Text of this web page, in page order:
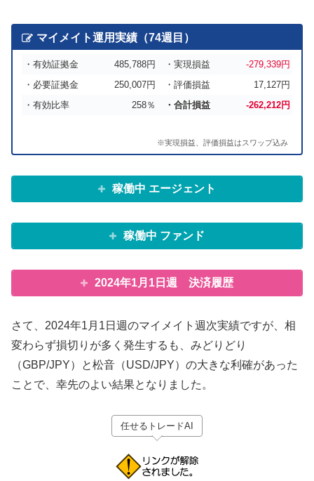
マイメイト運用実績（74週目）
・有効証拠金 485,788円 ・実現損益
-279,339円
・必要証拠金
250,007円 ・評価損益
17,127円
・有効比率
258％ ・合計損益 -262,212円
※実現損益、評価損益はスワップ込み
稼働中 エージェント
稼働中 ファンド
2024年1月1日週 決済履歴
さて、2024年1月1日週のマイメイト週次実績ですが、相
変わらず損切りが多く発生するも、みどりどり
（GBP/JPY）と松音（USD/JPY）の大きな利確があった
ことで、幸先のよい結果となりました。
任せるトレードAI